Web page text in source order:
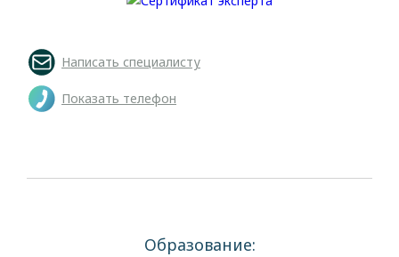
Написать специалисту
Показать телефон
Образование: